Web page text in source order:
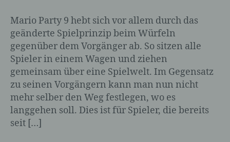
Mario Party 9 hebt sich vor allem durch das
geänderte Spielprinzip beim Würfeln
gegenüber dem Vorgänger ab. So sitzen alle
Spieler in einem Wagen und ziehen
gemeinsam über eine Spielwelt. Im Gegensatz
zu seinen Vorgängern kann man nun nicht
mehr selber den Weg festlegen, wo es
langgehen soll. Dies ist für Spieler, die bereits
seit […]
Begrifflichkeiten erläutern.
Wir verwenden in dieser Datenschutzerklärung unter
anderem die folgenden Begriffe:
a) personenbezogene Daten
Personenbezogene Daten sind alle
Informationen, die sich auf eine